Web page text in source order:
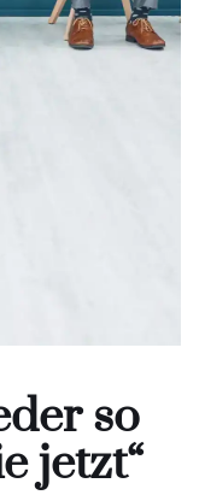
so
jetzt“